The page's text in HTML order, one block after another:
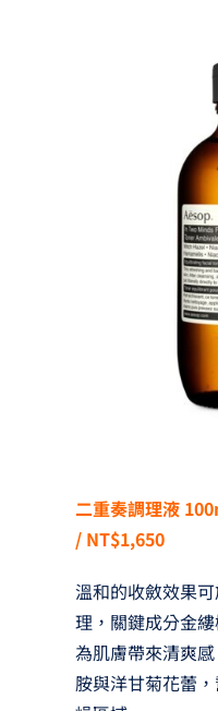
二重奏調理液
/ NT$1,650
溫和的收斂效果
理，關鍵成分金
為肌膚帶來清爽
胺與洋甘菊花蕾